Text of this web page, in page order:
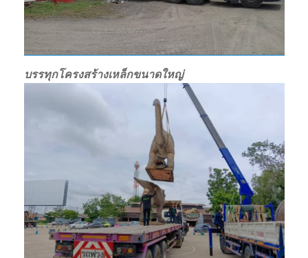
บรรทุกโครงสร้างเหล็กขนาดใหญ่